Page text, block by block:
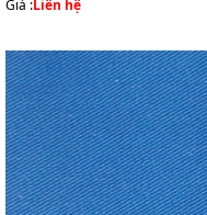
Giá :Liên hệ